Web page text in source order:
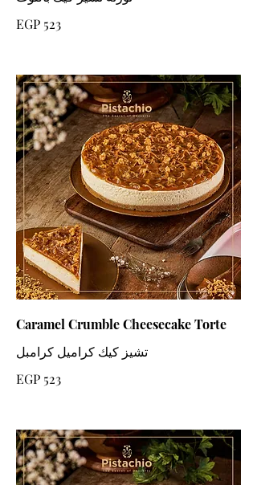
EGP 523
Caramel Crumble Cheesecake Torte
تشيز كيك كراميل كرامبل
EGP 523